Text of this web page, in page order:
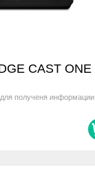
CAST ONE
полученя информации